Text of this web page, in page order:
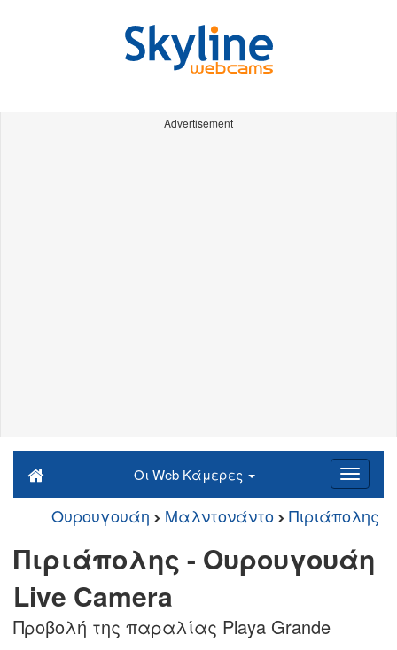
Advertisement
Οι Web Κάμερες
Ουρουγουάη Μαλντονάντο Πιριάπολης
Πιριάπολης - Ουρουγουάη
Live Camera
Προβολή της παραλίας Playa Grande